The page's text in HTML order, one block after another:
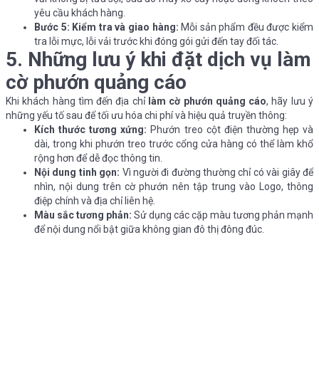
yêu cầu khách hàng.
Bước 5: Kiểm tra và giao hàng: Mỗi sản phẩm đều được kiểm
tra lỗi mực, lỗi vải trước khi đóng gói gửi đến tay đối tác.
5. Những lưu ý khi đặt dịch vụ làm
cờ phướn quảng cáo
Khi khách hàng tìm đến địa chỉ làm cờ phướn quảng cáo, hãy lưu ý
những yếu tố sau để tối ưu hóa chi phí và hiệu quả truyền thông:
Kích thước tương xứng: Phướn treo cột điện thường hẹp và
dài, trong khi phướn treo trước cổng cửa hàng có thể làm khổ
rộng hơn để dễ đọc thông tin.
Nội dung tinh gọn: Vì người đi đường thường chỉ có vài giây để
nhìn, nội dung trên cờ phướn nên tập trung vào Logo, thông
điệp chính và địa chỉ liên hệ.
Màu sắc tương phản: Sử dụng các cặp màu tương phản mạnh
để nội dung nổi bật giữa không gian đô thị đông đúc.